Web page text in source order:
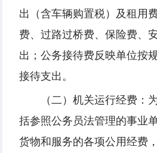
出（含车辆购置税）及租用
费、过路过桥费、保险费、
出；公务接待费反映单位按
接待支出。
（二）机关运行经费：
括参照公务员法管理的事业
货物和服务的各项公用经费